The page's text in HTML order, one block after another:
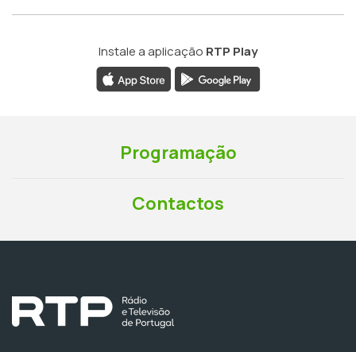
Instale a aplicação RTP Play
Programação
Contactos